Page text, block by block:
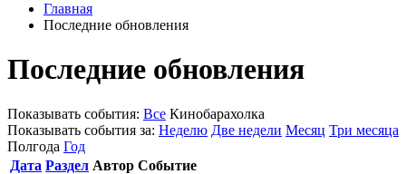
Главная
Последние обновления
Последние обновления
Показывать события: Все Кинобарахолка
Показывать события за: Неделю Две недели Месяц Три месяца
Полгода Год
Дата Раздел Автор Событие